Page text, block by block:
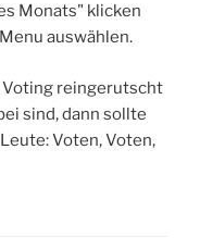
Monats" klicken
auswählen.
Voting reingerutscht
sind, dann sollte
Voten, Voten,